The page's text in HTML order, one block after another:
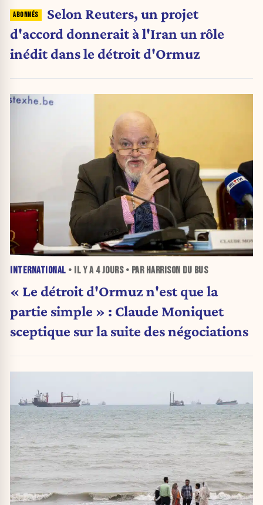
Selon Reuters, un projet
d'accord donnerait à l'Iran un rôle
inédit dans le détroit d'Ormuz
INTERNATIONAL • IL Y A 4 JOURS• PAR HARRISON DU BUS
« Le détroit d'Ormuz n'est que la
partie simple » : Claude Moniquet
sceptique sur la suite des négociations